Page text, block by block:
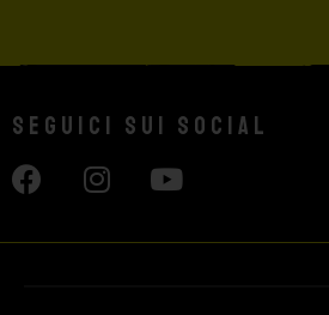
Seguici sui social